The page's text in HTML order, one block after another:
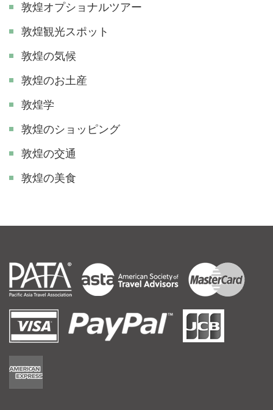
敦煌オプショナルツアー
敦煌観光スポット
敦煌の気候
敦煌のお土産
敦煌学
敦煌のショッピング
敦煌の交通
敦煌の美食